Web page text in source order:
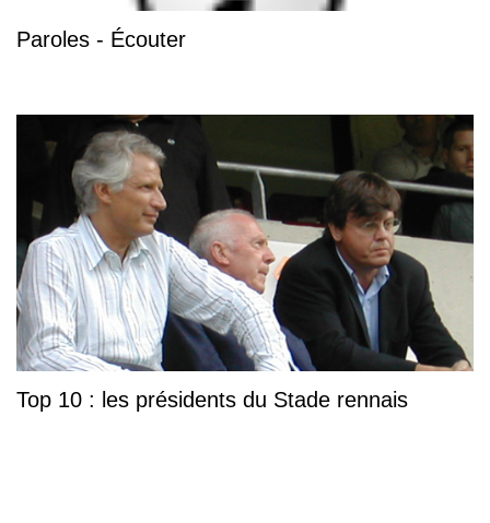
Paroles - Écouter
Top 10 : les présidents du Stade rennais